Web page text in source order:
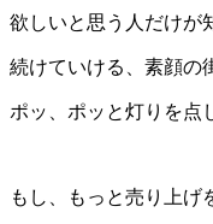
欲しいと思う人だけが
続けていける、素顔の
ポッ、ポッと灯りを点
もし、もっと売り上げ